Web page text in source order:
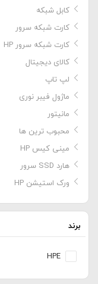
کابل شبکه
کارت شبکه سرور
کارت شبکه سرور HP
کالای دیجیتال
لپ تاپ
ماژول فیبر نوری
مانیتور
محبوب ترین ها
مینی کیس HP
هارد SSD سرور
ورک استیشن HP
برند
HPE